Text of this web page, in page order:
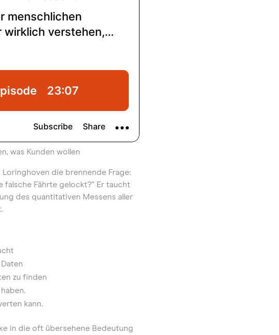
was Kunden wollen
die brennende Frage:
falsche Fährte gelockt?“ Er taucht
des quantitativen Messens aller
zu finden
kann.
in die oft übersehene Bedeutung